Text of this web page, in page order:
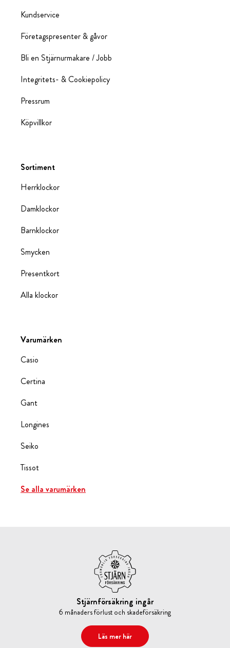
Kundservice
Företagspresenter & gåvor
Bli en Stjärnurmakare / Jobb
Integritets- & Cookiepolicy
Pressrum
Köpvillkor
Sortiment
Herrklockor
Damklockor
Barnklockor
Smycken
Presentkort
Alla klockor
Varumärken
Casio
Certina
Gant
Longines
Seiko
Tissot
Se alla varumärken
Stjärnförsäkring ingår
6 månaders förlust och skadeförsäkring
Läs mer här